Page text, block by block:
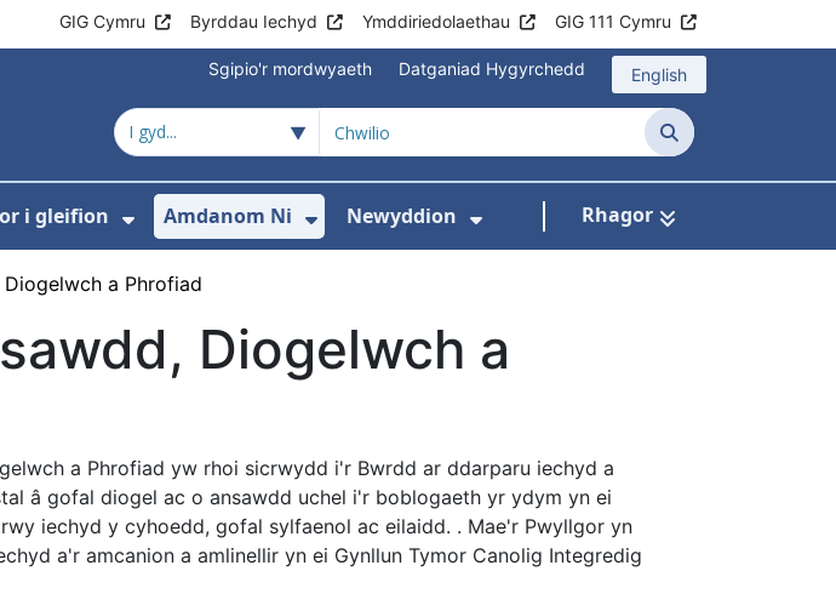
GIG Cymru Byrddau Iechyd Ymddiriedolaethau GIG 111 Cymru
Sgipio'r mordwyaeth Datganiad Hygyrchedd English
Chwilio
ar gyfer Gwasanaethau
isddewislen ar gyfer Ysbytai
i gleifion
Dangos isddewislen ar gyfer Cyngor i gleifion
Amdanom Ni
Dangos isddewislen ar gyfer Amdanom Ni
Newyddion Rhagor
a Phrofiad
Diogelwch a
a Phrofiad yw rhoi sicrwydd i'r Bwrdd ar ddarparu iechyd a
â gofal diogel ac o ansawdd uchel i'r boblogaeth yr ydym yn ei
iechyd y cyhoedd, gofal sylfaenol ac eilaidd. . Mae'r Pwyllgor yn
a'r amcanion a amlinellir yn ei Gynllun Tymor Canolig Integredig